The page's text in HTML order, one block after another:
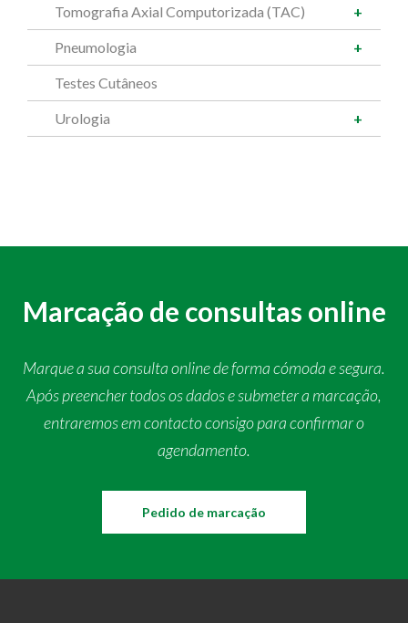
Tomografia Axial Computorizada (TAC)
Pneumologia
Testes Cutâneos
Urologia
Marcação de consultas online
Marque a sua consulta online de forma cómoda e segura.
Após preencher todos os dados e submeter a marcação,
entraremos em contacto consigo para confirmar o
agendamento.
Pedido de marcação